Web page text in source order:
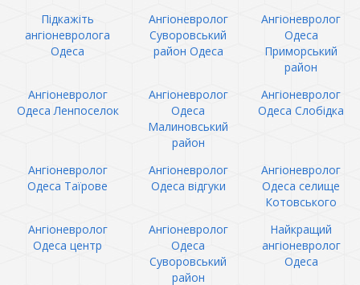
Підкажіть
ангіоневролога
Одеса
Ангіоневролог
Суворовський
район Одеса
Ангіоневролог
Одеса
Приморський
район
Ангіоневролог
Одеса Ленпоселок
Ангіоневролог
Одеса
Малиновський
район
Ангіоневролог
Одеса Слобідка
Ангіоневролог
Одеса Таїрове
Ангіоневролог
Одеса відгуки
Ангіоневролог
Одеса селище
Котовського
Ангіоневролог
Одеса центр
Ангіоневролог
Одеса
Суворовський
район
Найкращий
ангіоневролог
Одеса